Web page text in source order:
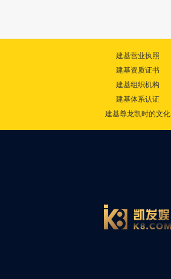
建基营业执照
建基资质证书
建基组织机构
建基体系认证
建基尊龙凯时的文化